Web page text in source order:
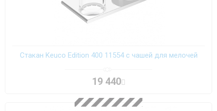
Стакан Keuco Edition 400 11554 с чашей для мелочей
19 440